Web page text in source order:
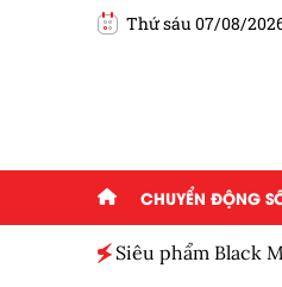
Thứ sáu 07/08/
CHUYỂN ĐỘNG
Siêu phẩm Black